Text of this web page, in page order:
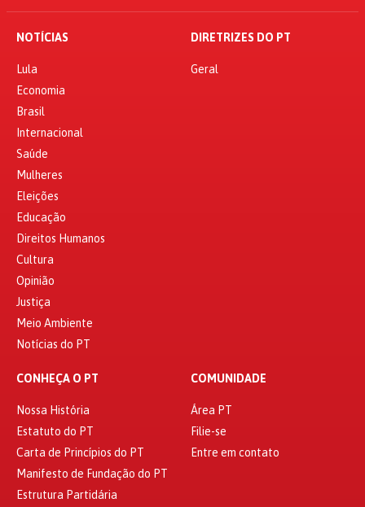
NOTÍCIAS
Lula
Economia
Brasil
Internacional
Saúde
Mulheres
Eleições
Educação
Direitos Humanos
Cultura
Opinião
Justiça
Meio Ambiente
Notícias do PT
DIRETRIZES DO PT
Geral
CONHEÇA O PT
Nossa História
Estatuto do PT
Carta de Princípios do PT
Manifesto de Fundação do PT
Estrutura Partidária
COMUNIDADE
Área PT
Filie-se
Entre em contato